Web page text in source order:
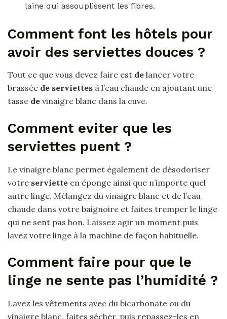
laine qui assouplissent les fibres.
Comment font les hôtels pour
avoir des serviettes douces ?
Tout ce que vous devez faire est de lancer votre
brassée de serviettes à l’eau chaude en ajoutant une
tasse de vinaigre blanc dans la cuve.
Comment eviter que les
serviettes puent ?
Le vinaigre blanc permet également de désodoriser
votre serviette en éponge ainsi que n’importe quel
autre linge. Mélangez du vinaigre blanc et de l’eau
chaude dans votre baignoire et faites tremper le linge
qui ne sent pas bon. Laissez agir un moment puis
lavez votre linge à la machine de façon habituelle.
Comment faire pour que le
linge ne sente pas l’humidité ?
Lavez les vêtements avec du bicarbonate ou du
vinaigre blanc, faites sécher, puis repassez-les en